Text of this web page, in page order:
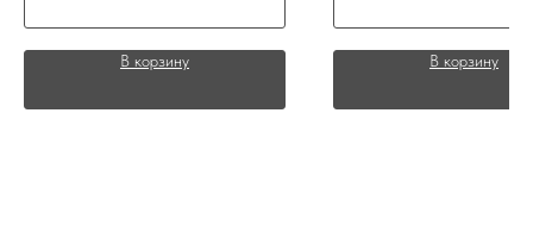
В корзину В корзину